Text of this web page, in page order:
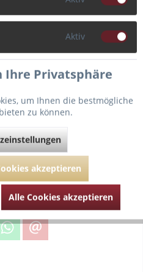
Artikel?
Pearled Ivory-85-E
Aktiv
Ihre Privatsphäre
um Ihnen die bestmögliche
zu können.
akzeptieren
Alle Cookies akzeptieren